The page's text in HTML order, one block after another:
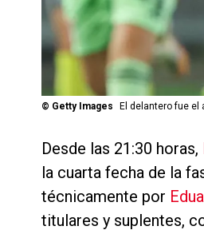
© Getty Images El delantero fue el
Desde las 21:30 horas,
la cuarta fecha de la
técnicamente por
titulares y suplentes,